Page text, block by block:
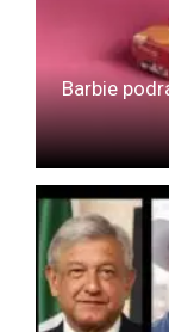
Barbie